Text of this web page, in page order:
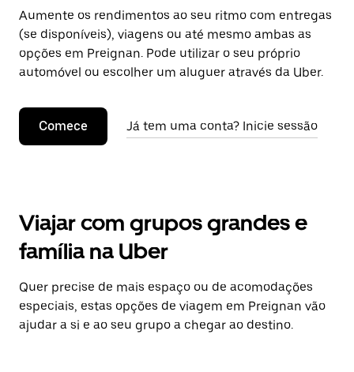
Aumente os rendimentos ao seu ritmo com entregas
(se disponíveis), viagens ou até mesmo ambas as
opções em Preignan. Pode utilizar o seu próprio
automóvel ou escolher um aluguer através da Uber.
Comece Já tem uma conta? Inicie sessão
Viajar com grupos grandes e
família na Uber
Quer precise de mais espaço ou de acomodações
especiais, estas opções de viagem em Preignan vão
ajudar a si e ao seu grupo a chegar ao destino.